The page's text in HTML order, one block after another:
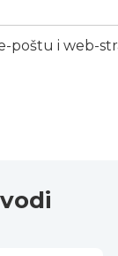
poštu i web-